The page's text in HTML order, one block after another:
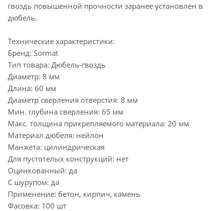
гвоздь повышенной прочности заранее установлен в
дюбель.
Технические характеристики:
Бренд: Sormat
Тип товара: Дюбель-гвоздь
Диаметр: 8 мм
Длина: 60 мм
Диаметр сверления отверстия: 8 мм
Мин. глубина сверления: 65 мм
Макс. толщина прикрепляемого материала: 20 мм
Материал дюбеля: нейлон
Манжета: цилиндрическая
Для пустотелых конструкций: нет
Оцинкованный: да
С шурупом: да
Применение: бетон, кирпич, камень
Фасовка: 100 шт